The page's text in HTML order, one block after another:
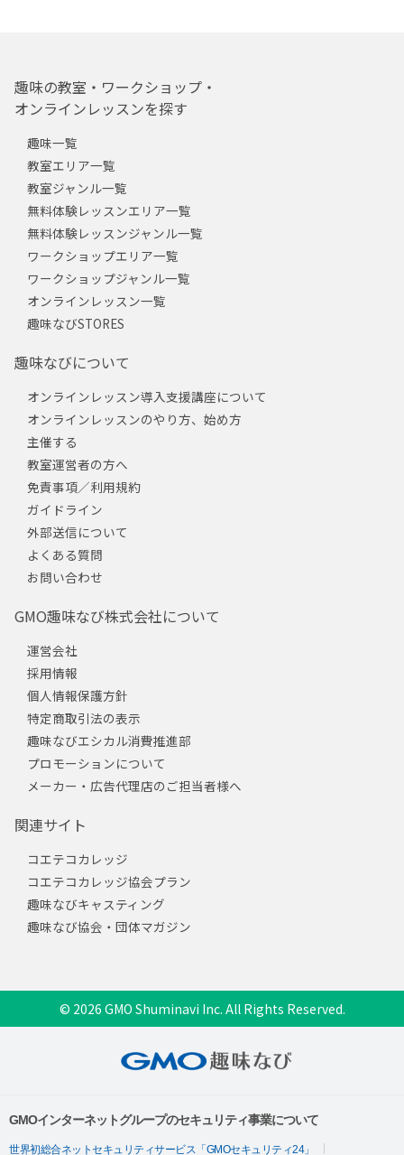
趣味の教室・ワークショップ・
オンラインレッスンを探す
趣味一覧
教室エリア一覧
教室ジャンル一覧
無料体験レッスンエリア一覧
無料体験レッスンジャンル一覧
ワークショップエリア一覧
ワークショップジャンル一覧
オンラインレッスン一覧
趣味なびSTORES
趣味なびについて
オンラインレッスン導入支援講座について
オンラインレッスンのやり方、始め方
主催する
教室運営者の方へ
免責事項／利用規約
ガイドライン
外部送信について
よくある質問
お問い合わせ
GMO趣味なび株式会社について
運営会社
採用情報
個人情報保護方針
特定商取引法の表示
趣味なびエシカル消費推進部
プロモーションについて
メーカー・広告代理店のご担当者様へ
関連サイト
コエテコカレッジ
コエテコカレッジ協会プラン
趣味なびキャスティング
趣味なび協会・団体マガジン
© 2026 GMO Shuminavi Inc. All Rights Reserved.